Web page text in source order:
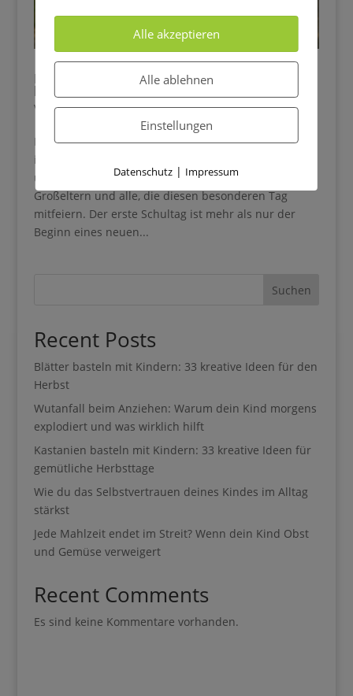
Die schönsten Geschenke zur Einschulung: 5
liebevolle Ideen mit Bedeutung
vonMelina|Apr. 6, 2025|Einschulung
Der große Tag der Einschulung 🎒✨ Die Einschulung
ist ein riesengroßer Schritt im Leben eines Kindes –
und mindestens genauso aufregend für Eltern,
Großeltern und alle, die diesen besonderen Tag
mitfeiern. Der erste Schultag ist mehr als nur der
Beginn eines neuen...
Suchen
Recent Posts
Blätter basteln mit Kindern: 33 kreative Ideen für den
Herbst
Wutanfall beim Anziehen: Warum dein Kind morgens
explodiert und was wirklich hilft
Kastanien basteln mit Kindern: 33 kreative Ideen für
gemütliche Herbsttage
Wie du das Selbstvertrauen deines Kindes im Alltag
stärkst
Jede Mahlzeit endet im Streit? Wenn dein Kind Obst
und Gemüse verweigert
Recent Comments
Es sind keine Kommentare vorhanden.
Alle akzeptieren
Alle ablehnen
Einstellungen
Datenschutz | Impressum